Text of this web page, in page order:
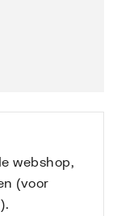
webshop,
(voor